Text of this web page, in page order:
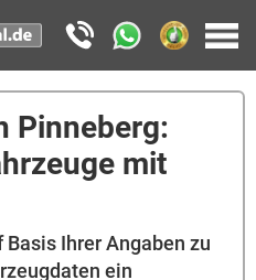
Pinneberg:
mit
Ihrer Angaben zu
ein